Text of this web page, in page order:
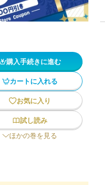
購入手続きに進む
カートに入れる
お気に入り
試し読み
ほかの巻を見る